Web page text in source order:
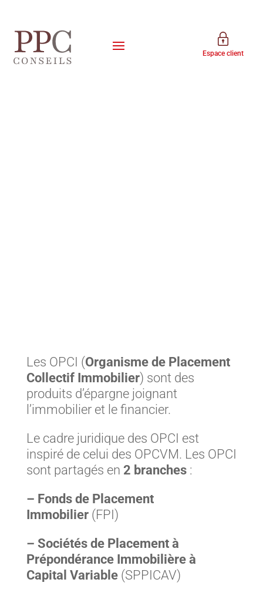
Espace client
Les OPCI (Organisme de Placement
Collectif Immobilier) sont des
produits d’épargne joignant
l’immobilier et le financier.
Le cadre juridique des OPCI est
inspiré de celui des OPCVM. Les OPCI
sont partagés en 2 branches:
– Fonds de Placement
Immobilier(FPI)
– Sociétés de Placement à
Prépondérance Immobilière à
Capital Variable(SPPICAV)